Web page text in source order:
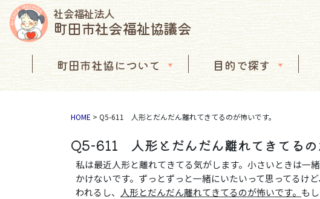
社会福祉法人
町田市社会福祉協議会
コンテンツへスキップ
メインナビゲーション
町田市社協について 目的で探す
HOME > Q5-611 人形とだんだん離れてきてるのが怖いです。
Q5-611 人形とだんだん離れてきてるの
私は最近人形と離れてきてる気がします。小さいときは一
かけないです。ずっとずっと一緒にいたいって思ってるけ
われるし、 人形とだんだん離れてきてるのが怖いです。 も